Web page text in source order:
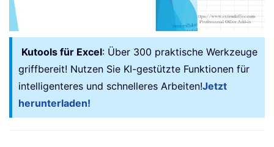
Kutools für Excel: Über 300 praktische Werkzeuge
griffbereit! Nutzen Sie KI-gestützte Funktionen für
intelligenteres und schnelleres Arbeiten!Jetzt
herunterladen!